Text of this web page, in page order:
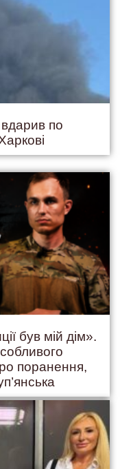
по
був мій дім».
поранення,